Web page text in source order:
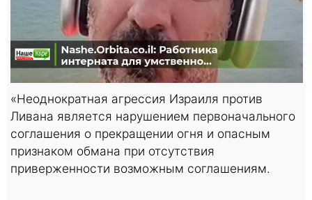
«Неоднократная агрессия Израиля против
Ливана является нарушением первоначального
соглашения о прекращении огня и опасным
признаком обмана при отсутствия
приверженности возможным соглашениям.